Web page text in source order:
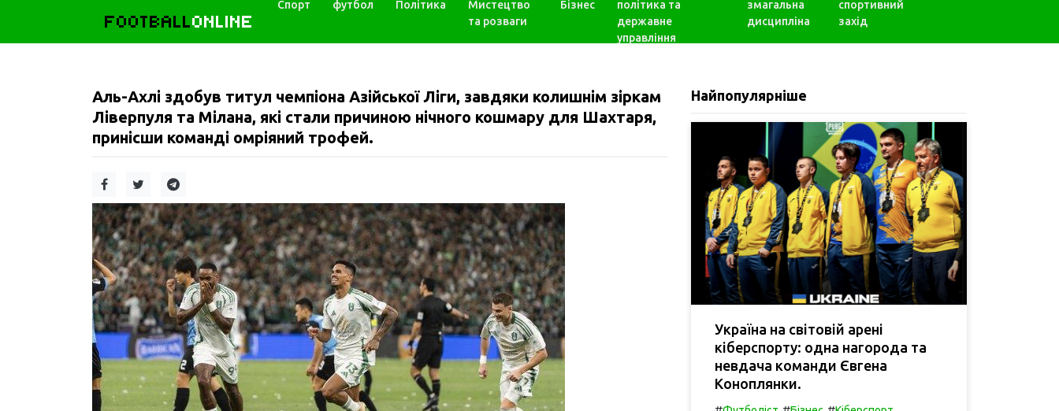
FOOTBALLONLINE
Спорт футбол Політика
Мистецтво
та розваги
Бізнес
політика та
державне
управління
змагальна
дисципліна
спортивний
захід
Аль-Ахлі здобув титул чемпіона Азійської Ліги, завдяки колишнім зіркам
Ліверпуля та Мілана, які стали причиною нічного кошмару для Шахтаря,
принісши команді омріяний трофей.
Найпопулярніше
Україна на світовій арені
кіберспорту: одна нагорода та
невдача команди Євгена
Коноплянки.